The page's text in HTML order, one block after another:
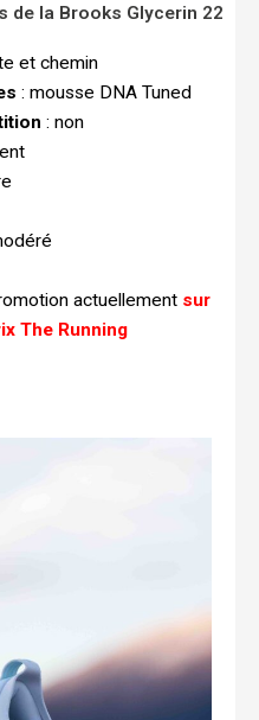
de la Brooks Glycerin 22
et chemin
: mousse DNA Tuned
: non
actuellementsur
The Running